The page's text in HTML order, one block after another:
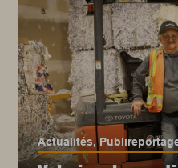
Actualités,